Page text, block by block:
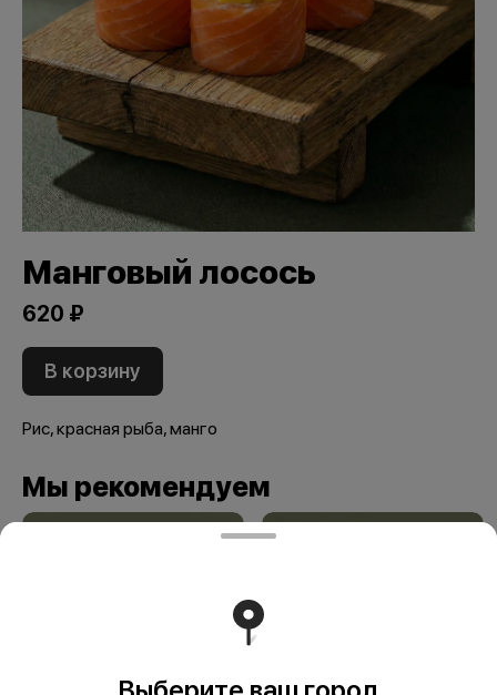
Манговый лосось
620 ₽
В корзину
Рис, красная рыба, манго
Мы рекомендуем